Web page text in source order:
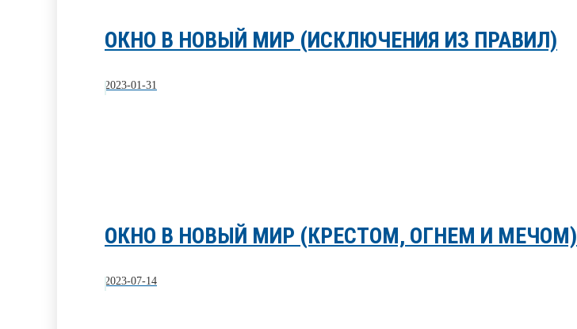
ОКНО В НОВЫЙ МИР (ИСКЛЮЧЕНИЯ ИЗ ПРАВИЛ)
2023-01-31
ОКНО В НОВЫЙ МИР (КРЕСТОМ, ОГНЕМ И МЕЧОМ)
2023-07-14